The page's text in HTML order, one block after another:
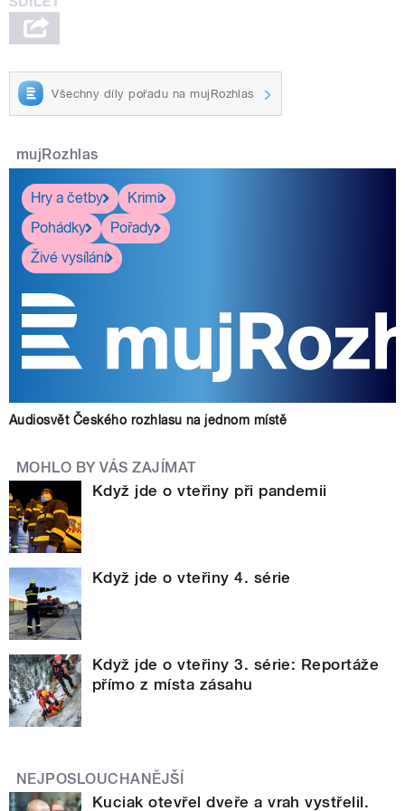
Všechny díly pořadu na mujRozhlas
mujRozhlas
Hry a četby
Krimi
Pohádky
Pořady
Živé vysílání
Audiosvět Českého rozhlasu na jednom místě
MOHLO BY VÁS ZAJÍMAT
Když jde o vteřiny při pandemii
Když jde o vteřiny 4. série
Když jde o vteřiny 3. série: Reportáže
přímo z místa zásahu
NEJPOSLOUCHANĚJŠÍ
Kuciak otevřel dveře a vrah vystřelil.